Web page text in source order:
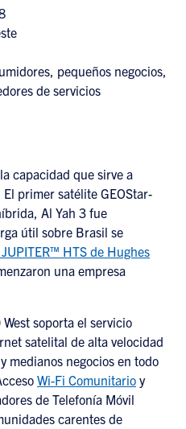
pequeños negocios,
de servicios
capacidad que sirve a
primer satélite GEOStar-
Al Yah 3 fue
útil sobre Brasil se
HTS de Hughes
una empresa
soporta el servicio
satelital de alta velocidad
medianos negocios en todo
Wi-Fi Comunitario y
de Telefonía Móvil
carentes de